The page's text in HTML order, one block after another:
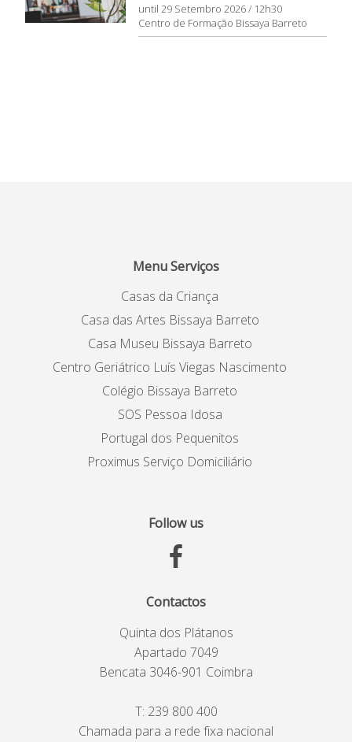
until 29 Setembro 2026 / 12h30
Centro de Formação Bissaya Barreto
Menu Serviços
Casas da Criança
Casa das Artes Bissaya Barreto
Casa Museu Bissaya Barreto
Centro Geriátrico Luís Viegas Nascimento
Colégio Bissaya Barreto
SOS Pessoa Idosa
Portugal dos Pequenitos
Proximus Serviço Domiciliário
Follow us
Contactos
Quinta dos Plátanos
Apartado 7049
Bencata 3046-901 Coimbra
T: 239 800 400
Chamada para a rede fixa nacional